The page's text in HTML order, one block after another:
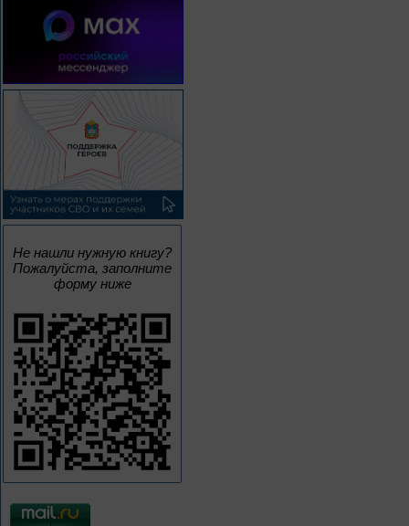
Не нашли нужную книгу?
Пожалуйста, заполните
форму ниже